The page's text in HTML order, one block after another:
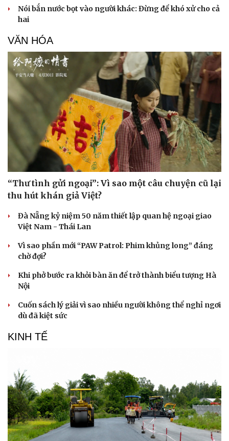
Doanh nghiệp
Thông tin doanh nghiệp
Doanh nghiệp 24h
Doanh nhân
Công nghệ
Sành điệu
Tin Công nghệ
Nói bắn nước bọt vào người khác: Đừng để khó xử cho cả
hai
VĂN HÓA
“Thư tình gửi ngoại”: Vì sao một câu chuyện cũ lại
thu hút khán giả Việt?
Đà Nẵng kỷ niệm 50 năm thiết lập quan hệ ngoại giao
Việt Nam - Thái Lan
Vì sao phần mới “PAW Patrol: Phim khủng long” đáng
chờ đợi?
Khi phở bước ra khỏi bàn ăn để trở thành biểu tượng Hà
Nội
Cuốn sách lý giải vì sao nhiều người không thể nghỉ ngơi
dù đã kiệt sức
KINH TẾ